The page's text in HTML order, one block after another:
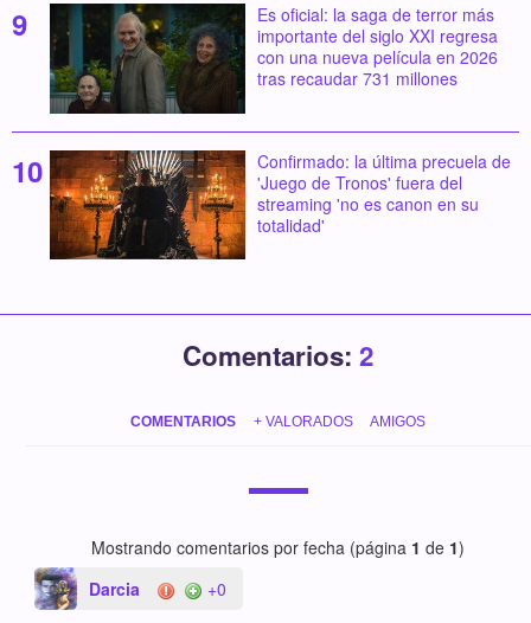
Es oficial: la saga de terror más
importante del siglo XXI regresa
con una nueva película en 2026
tras recaudar 731 millones
Confirmado: la última precuela de
'Juego de Tronos' fuera del
streaming 'no es canon en su
totalidad'
Comentarios: 2
COMENTARIOS + VALORADOS AMIGOS
Mostrando comentarios por fecha (página 1 de 1)
Darcia
+0